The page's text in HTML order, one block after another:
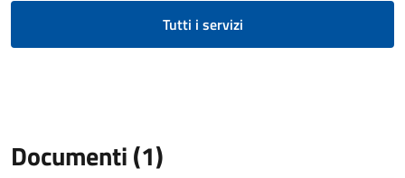
Tutti i servizi
Documenti (1)